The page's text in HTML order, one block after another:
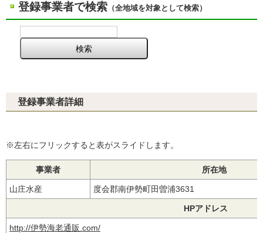
登録事業者で検索 （全地域を対象として検索）
登録事業者詳細
※左右にフリックすると表がスライドします。
事業者 所在地
山庄水産 度会郡南伊勢町田曽浦3631
HPアドレス
http://伊勢海老通販.com/